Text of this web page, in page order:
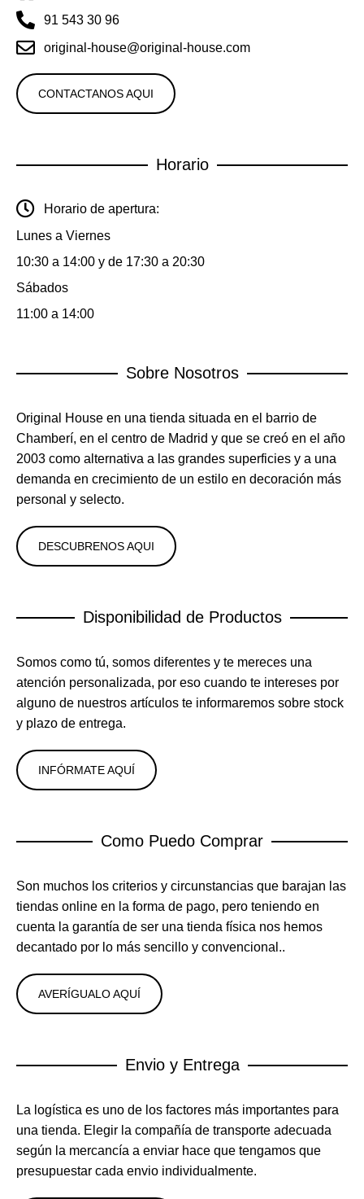
91 543 30 96
original-house@original-house.com
CONTACTANOS AQUI
Horario
Horario de apertura:
Lunes a Viernes
10:30 a 14:00 y de 17:30 a 20:30
Sábados
11:00 a 14:00
Sobre Nosotros
Original House en una tienda situada en el barrio de
Chamberí, en el centro de Madrid y que se creó en el año
2003 como alternativa a las grandes superficies y a una
demanda en crecimiento de un estilo en decoración más
personal y selecto.
DESCUBRENOS AQUI
Disponibilidad de Productos
Somos como tú, somos diferentes y te mereces una
atención personalizada, por eso cuando te intereses por
alguno de nuestros artículos te informaremos sobre stock
y plazo de entrega.
INFÓRMATE AQUÍ
Como Puedo Comprar
Son muchos los criterios y circunstancias que barajan las
tiendas online en la forma de pago, pero teniendo en
cuenta la garantía de ser una tienda física nos hemos
decantado por lo más sencillo y convencional..
AVERÍGUALO AQUÍ
Envio y Entrega
La logística es uno de los factores más importantes para
una tienda. Elegir la compañía de transporte adecuada
según la mercancía a enviar hace que tengamos que
presupuestar cada envio individualmente.